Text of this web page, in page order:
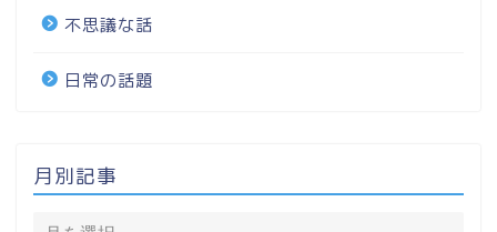
不思議な話
日常の話題
月別記事